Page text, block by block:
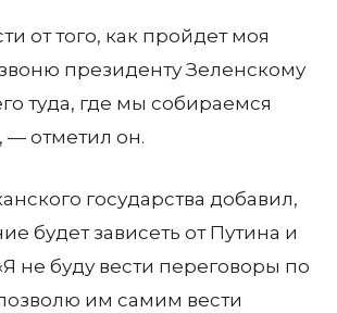
от того, как пройдет моя
президенту Зеленскому
туда, где мы собираемся
— отметил он.
государства добавил,
будет зависеть от Путина и
не буду вести переговоры по
им самим вести